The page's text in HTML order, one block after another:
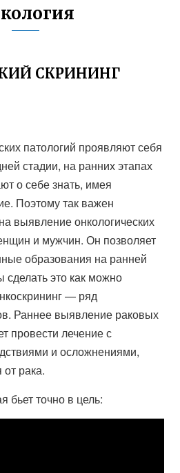
СКРИНИНГ
патологий проявляют себя
стадии, на ранних этапах
о себе знать, имея
Поэтому так важен
выявление онкологических
и мужчин. Он позволяет
образования на ранней
сделать это как можно
— ряд
Раннее выявление раковых
провести лечение с
и осложнениями,
рака.
бьет точно в цель: